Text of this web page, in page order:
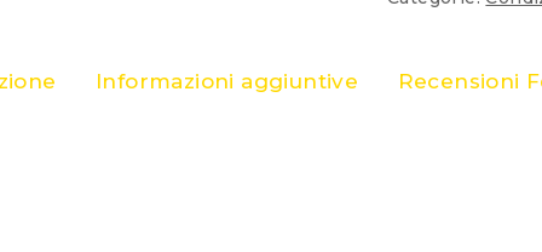
Informazioni aggiuntive Recensioni